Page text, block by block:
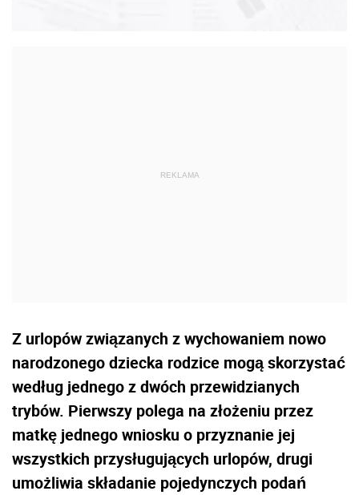
Z urlopów związanych z wychowaniem nowo
narodzonego dziecka rodzice mogą skorzystać
według jednego z dwóch przewidzianych
trybów. Pierwszy polega na złożeniu przez
matkę jednego wniosku o przyznanie jej
wszystkich przysługujących urlopów, drugi
umożliwia składanie pojedynczych podań